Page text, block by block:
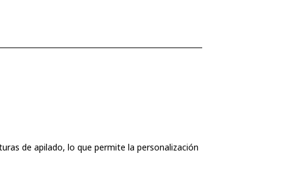
de apilado, lo que permite la personalización